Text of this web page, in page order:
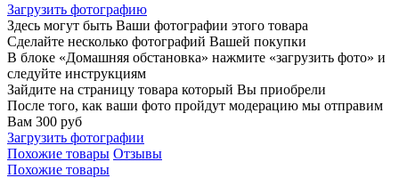
Загрузить фотографию
Здесь могут быть Ваши фотографии этого товара
Сделайте несколько фотографий Вашей покупки
В блоке «Домашняя обстановка» нажмите «загрузить фото» и
следуйте инструкциям
Зайдите на страницу товара который Вы приобрели
После того, как ваши фото пройдут модерацию мы отправим
Вам 300 руб
Загрузить фотографии
Похожие товары Отзывы
Похожие товары